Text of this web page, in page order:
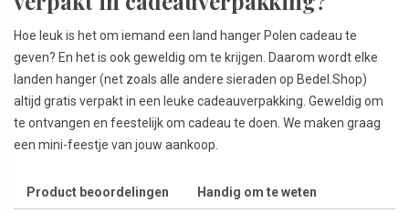
Hoe leuk is het om iemand een land hanger Polen cadeau te
geven? En het is ook geweldig om te krijgen. Daarom wordt elke
landen hanger (net zoals alle andere sieraden op Bedel.Shop)
altijd gratis verpakt in een leuke cadeauverpakking. Geweldig om
te ontvangen en feestelijk om cadeau te doen. We maken graag
een mini-feestje van jouw aankoop.
Product beoordelingen Handig om te weten